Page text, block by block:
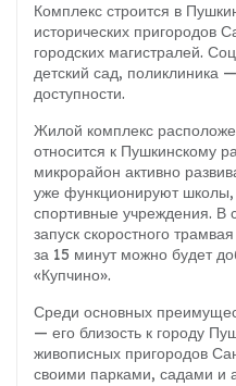
Комплекс строится в
исторических пригородов
городских магистралей.
детский сад, поликлиника
доступности.
Жилой комплекс
относится к Пушкинскому
микрорайон активно
уже функционируют школы,
спортивные учреждения. В
запуск скоростного
за 15 минут можно будет
«Купчино».
Среди основных
— его близость к городу
живописных пригородов
своими парками, садами и